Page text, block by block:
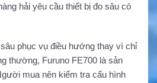
hải yêu cầu thiết bị đo sâu có
phục vụ điều hướng thay vì chỉ
thường, Furuno FE700 là sản
mua nên kiểm tra cấu hình